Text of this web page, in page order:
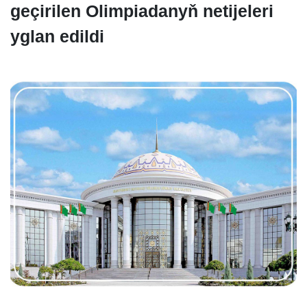
geçirilen Olimpiadanyň netijeleri
yglan edildi